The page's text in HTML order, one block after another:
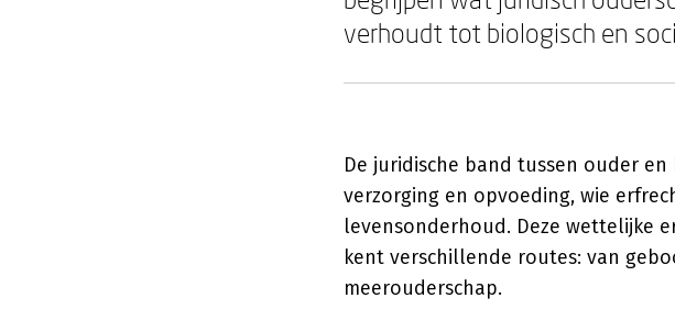
verhoudt tot biologisch en
De juridische band tussen ouder
verzorging en opvoeding, wie
levensonderhoud. Deze wettelijke
kent verschillende routes: van
meerouderschap.